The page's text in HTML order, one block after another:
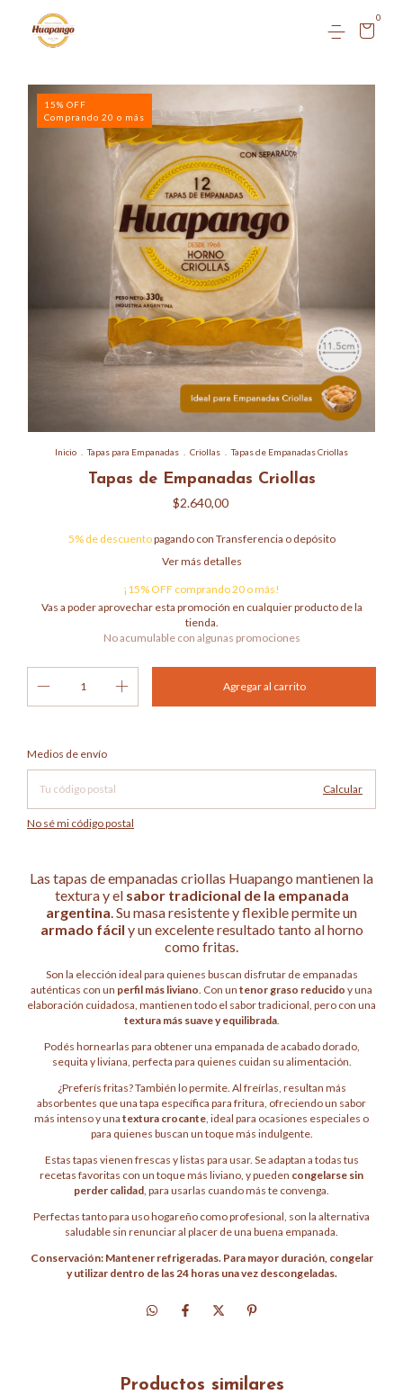
0
15% OFF
Comprando 20 o más
Inicio Tapas para Empanadas Criollas Tapas de Empanadas Criollas
Tapas de Empanadas Criollas
$2.640,00
5% de descuentopagando con Transferencia o depósito
Ver más detalles
¡15% OFF comprando 20 o más!
Vas a poder aprovechar esta promoción en cualquier producto de la
tienda.
No acumulable con algunas promociones
Entregas para el CP:
Medios de envío
Calcular
No sé mi código postal
Las tapas de empanadas criollas Huapango mantienen la
textura y el sabor tradicional de la empanada
argentina. Su masa resistente y flexible permite un
armado fácil y un excelente resultado tanto al horno
como fritas.
Son la elección ideal para quienes buscan disfrutar de empanadas
auténticas con un perfil más liviano. Con un tenor graso reducido y una
elaboración cuidadosa, mantienen todo el sabor tradicional, pero con una
textura más suave y equilibrada.
Podés hornearlas para obtener una empanada de acabado dorado,
sequita y liviana, perfecta para quienes cuidan su alimentación.
¿Preferís fritas? También lo permite. Al freírlas, resultan más
absorbentes que una tapa específica para fritura, ofreciendo un sabor
más intenso y una textura crocante, ideal para ocasiones especiales o
para quienes buscan un toque más indulgente.
Estas tapas vienen frescas y listas para usar. Se adaptan a todas tus
recetas favoritas con un toque más liviano, y pueden congelarse sin
perder calidad, para usarlas cuando más te convenga.
Perfectas tanto para uso hogareño como profesional, son la alternativa
saludable sin renunciar al placer de una buena empanada.
Conservación: Mantener refrigeradas. Para mayor duración, congelar
y utilizar dentro de las 24 horas una vez descongeladas.
Productos similares